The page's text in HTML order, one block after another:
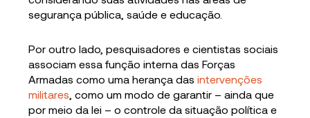
segurança pública, saúde e educação.
Por outro lado, pesquisadores e cientistas sociais
associam essa função interna das Forças
Armadas como uma herança dasintervenções
militares , como um modo de garantir – ainda que
por meio da lei – o controle da situação política e